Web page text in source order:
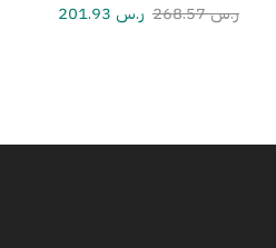
ر.س268.57 ر.س